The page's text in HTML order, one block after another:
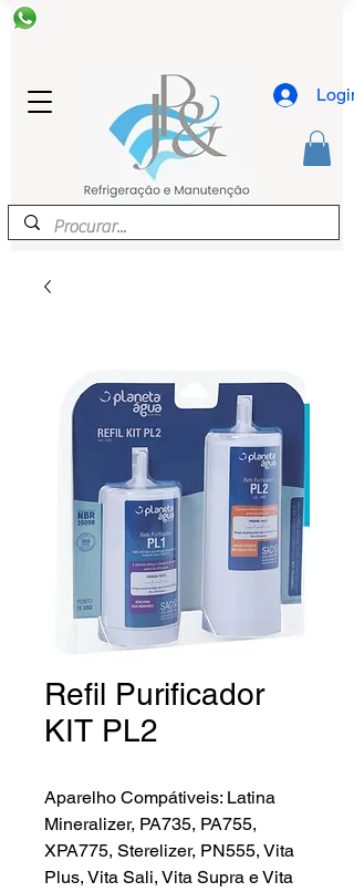
Login
Refil Purificador
KIT PL2
Aparelho Compátiveis: Latina
Mineralizer, PA735, PA755,
XPA775, Sterelizer, PN555, Vita
Plus, Vita Sali, Vita Supra e Vita